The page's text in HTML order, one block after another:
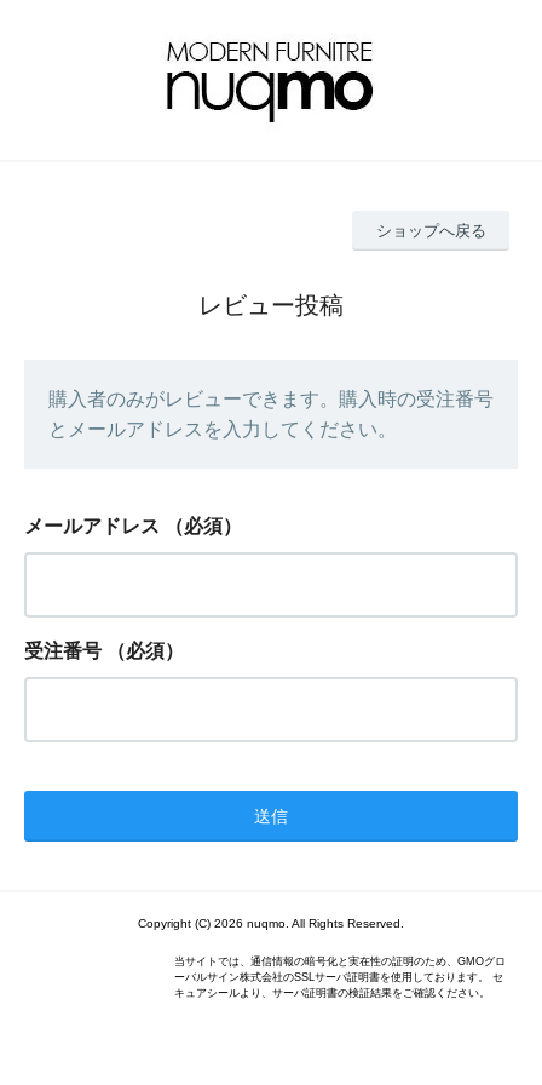
ショップへ戻る
レビュー投稿
購入者のみがレビューできます。購入時の受注番号
とメールアドレスを入力してください。
メールアドレス （必須）
受注番号 （必須）
Copyright (C) 2026 nuqmo. All Rights Reserved.
当サイトでは、通信情報の暗号化と実在性の証明のため、GMOグロ
ーバルサイン株式会社のSSLサーバ証明書を使用しております。 セ
キュアシールより、サーバ証明書の検証結果をご確認ください。